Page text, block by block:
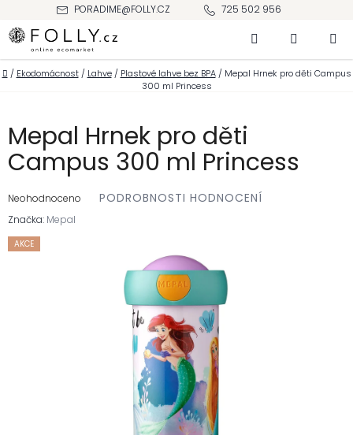
obsah
PORADIME@FOLLY.CZ 725 502 956
Hledat NÁKUPNÍ
KOŠÍK
Domů
/ Ekodomácnost / Lahve / Plastové lahve bez BPA / Mepal Hrnek pro děti Campus
300 ml Princess
Mepal Hrnek pro děti
Campus 300 ml Princess
hodnocení
je
0,0
z 5
hvězdiček.
Neohodnoceno PODROBNOSTI HODNOCENÍ
Značka: Mepal
AKCE